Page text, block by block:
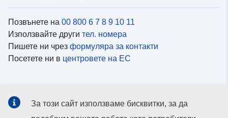
Позвънете на 00 800 6 7 8 9 10 11
Използвайте други тел. номера
Пишете ни чрез формуляра за контакти
Посетете ни в центровете на ЕС
За този сайт използваме бисквитки, за да